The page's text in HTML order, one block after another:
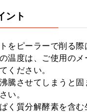
ント
をピーラーで削る
温度は、ご使用の
ください。
騰させてしまうと
い。
く質分解酵素を含